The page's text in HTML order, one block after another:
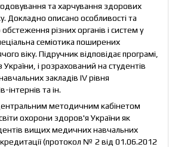
та харчування здорових
Докладно описано особливості та
різних органів і систем у
семіотика поширених
віку. Підручник відповідає програмі,
і розрахований на студентів
закладів IV рівня
інтернів та ін.
методичним кабінетом
охорони здоров'я України як
вищих медичних навчальних
(протокол № 2 від 01.06.2012